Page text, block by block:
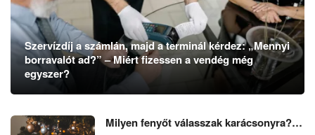
Szervízdíj a számlán, majd a terminál kérdez: „Mennyi
borravalót ad?” – Miért fizessen a vendég még
egyszer?
Milyen fenyőt válasszak karácsonyra?…